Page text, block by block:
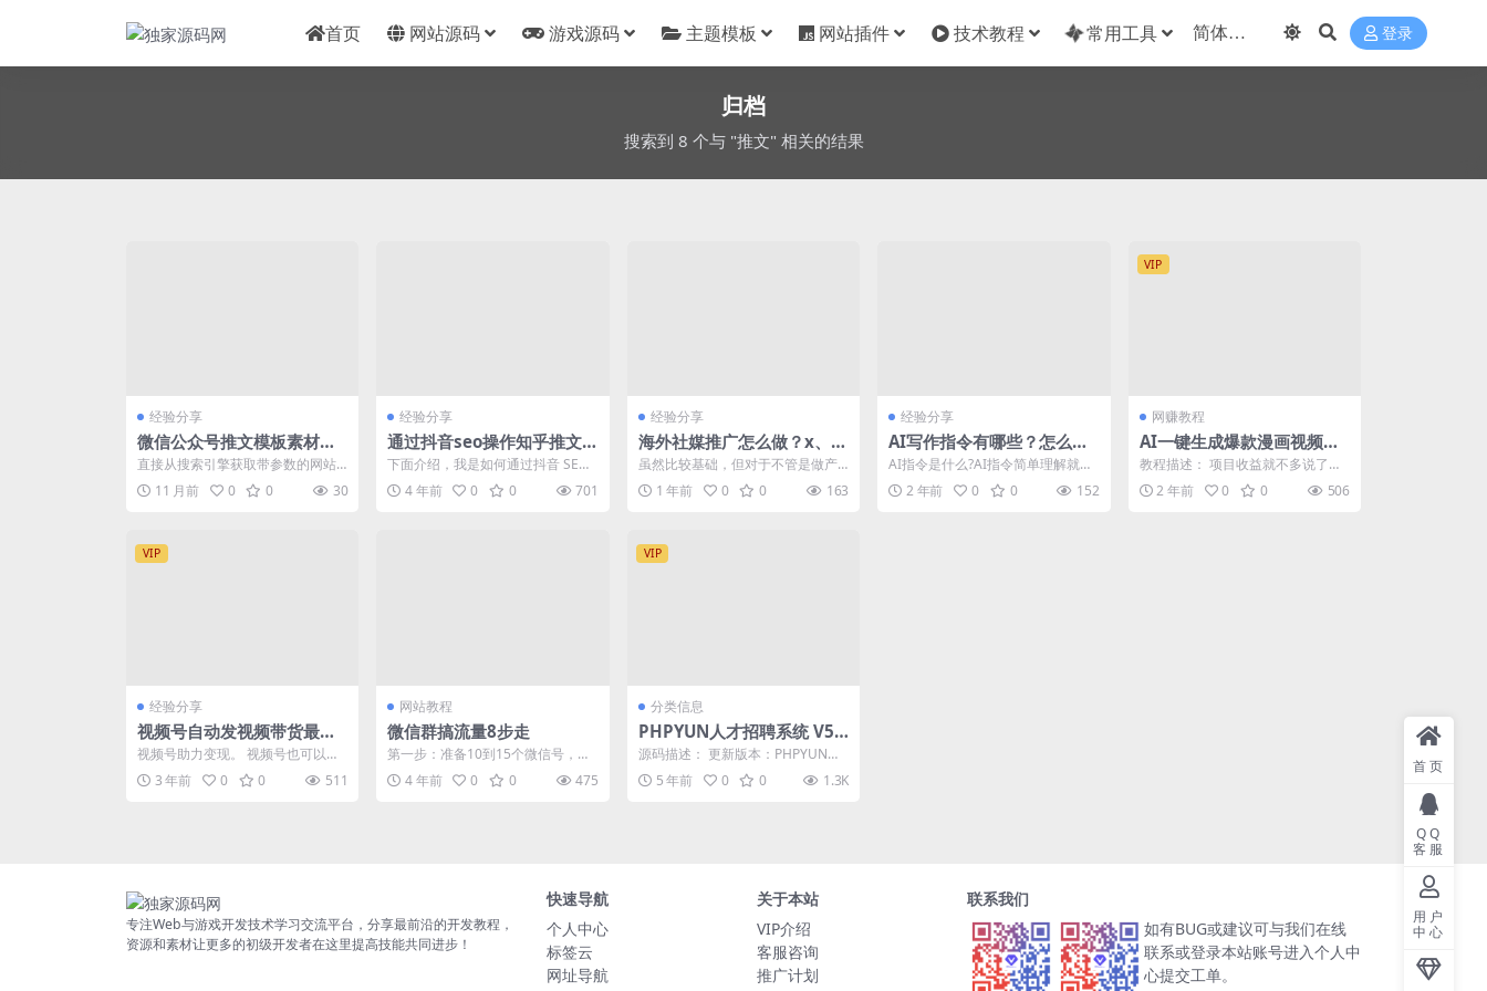
首页 网站源码 游戏源码 主题模板 网站插件 技术教程 常用工具 登录
归档
搜索到 8 个与 "推文" 相关的结果
经验分享
微信公众号推文模板素材网
站源码获取与SEO优化配置
直接从搜索引擎获取带参数的网站
源码。 平台 关键词 数量 网址 百度
微信公众号...
11 月前 0 0 30
经验分享
通过抖音seo操作知乎推文
小说项目精准引流1000粉
下面介绍，我是如何通过抖音 SE
O，一个月精准引流 1000 个项目
粉，变现 5...
4 年前 0 0 701
经验分享
海外社媒推广怎么做？x、fa
cebook、youtube等推广
方法分享
虽然比较基础，但对于不管是做产
品出海，还是内容出海，还是工具
出海的新朋友，看完一...
1 年前 0 0 163
经验分享
AI写作指令有哪些？怎么写
AI提示词？
AI指令是什么?AI指令简单理解就是
你给AI(人工智能)工具的一个具体任
务或命令...
2 年前 0 0 152
VIP
网赚教程
AI一键生成爆款漫画视频，3
分钟1条双重去重100%过原
创，粘贴复制日入500+
教程描述： 项目收益就不多说了，
小说推文大家应该知道，马哥之前
也拆解过，但是漫画...
2 年前 0 0 506
VIP
经验分享
视频号自动发视频带货最新
工具副业，无需剪辑，零门
槛，零投资。傻瓜式的自动
操作
视频号助力变现。 视频号也可以开
橱窗带货了，最主要的是0门槛，无
需你剪辑，无需你...
3 年前 0 0 511
网站教程
微信群搞流量8步走
第一步：准备10到15个微信号，并
且全部要实名认证。 号的来源：一
个人可以在同一...
4 年前 0 0 475
VIP
分类信息
PHPYUN人才招聘系统 V5.
1.5Beta_授权版
源码描述： 更新版本：PHPYUN人
才招聘系统 v5.1.5Beta 更新日
期：...5 年前 0 0 1.3K
专注Web与游戏开发技术学习交流平台，分享最前沿的开发教程，
资源和素材让更多的初级开发者在这里提高技能共同进步！
快速导航
个人中心
标签云
网址导航
关于本站
VIP介绍
客服咨询
推广计划
联系我们
如有BUG或建议可与我们在线
联系或登录本站账号进入个人中
心提交工单。
首页
QQ
客服
用户
中心